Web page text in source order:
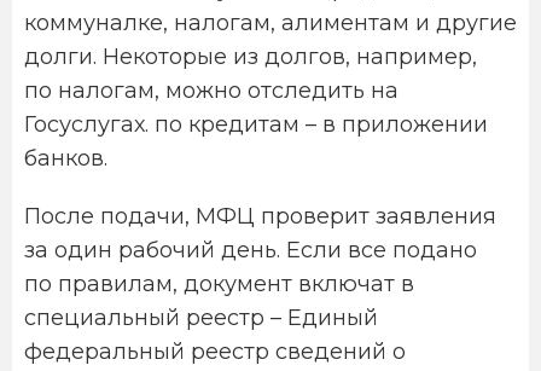
коммуналке, налогам, алиментам и другие
долги. Некоторые из долгов, например,
по налогам, можно отследить на
Госуслугах. по кредитам – в приложении
банков.
После подачи, МФЦ проверит заявления
за один рабочий день. Если все подано
по правилам, документ включат в
специальный реестр – Единый
федеральный реестр сведений о